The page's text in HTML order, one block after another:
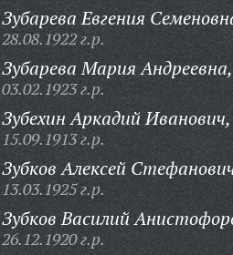
Зубарева Евгения
28.08.1922 г.р.
Зубарева Мария Андреевна,
03.02.1923 г.р.
Зубехин Аркадий Иванович,
15.09.1913 г.р.
Зубков Алексей
13.03.1925 г.р.
Зубков Василий
26.12.1920 г.р.